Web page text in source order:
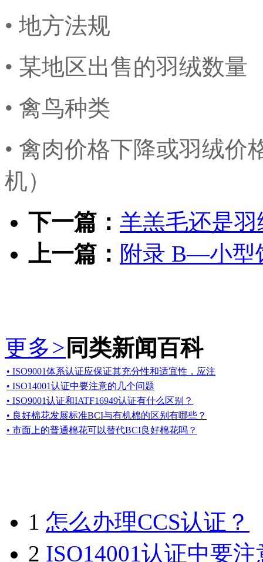
• 地方法规
• 某地区出售的羽绒数量
• 禽鸟种类
• 禽肉价格下降或羽绒价
机）
下一篇： 羊羔毛还是
上一篇： 附录 B—小型
更多> 同类新闻百科
• ISO9001体系认证应保证其充分性和适宜性，应注
• ISO14001认证中要注意的几个问题
• ISO9001认证和IATF16949认证有什么区别？
• 良好棉花发展标准BCI与有机棉的区别有哪些？
• 市面上的普通棉花可以替代BCI良好棉花吗？
1 怎么办理CCS认证？
2 ISO14001认证中要